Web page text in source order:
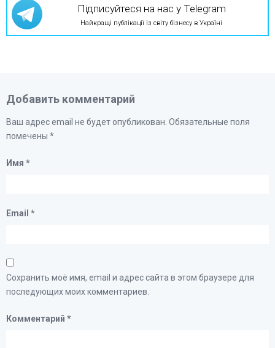
Підписуйтеся на нас у Telegram
Найкращі публікації із світу бізнесу в Україні
Добавить комментарий
Ваш адрес email не будет опубликован. Обязательные поля
помечены *
Имя *
Email *
Сохранить моё имя, email и адрес сайта в этом браузере для
последующих моих комментариев.
Комментарий *